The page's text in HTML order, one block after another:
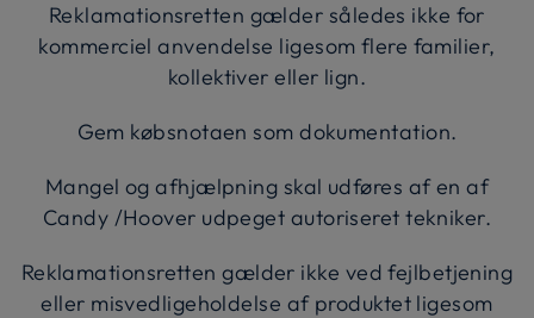
Reklamationsretten gælder således ikke for
kommerciel anvendelse ligesom flere familier,
kollektiver eller lign.
Gem købsnotaen som dokumentation.
Mangel og afhjælpning skal udføres af en af
Candy /Hoover udpeget autoriseret tekniker.
Reklamationsretten gælder ikke ved fejlbetjening
eller misvedligeholdelse af produktet ligesom